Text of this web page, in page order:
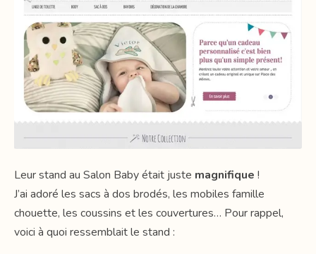
Leur stand au Salon Baby était juste magnifique !
J’ai adoré les sacs à dos brodés, les mobiles famille
chouette, les coussins et les couvertures… Pour rappel,
voici à quoi ressemblait le stand :